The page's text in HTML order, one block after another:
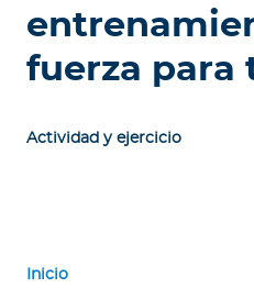
A
fuerza para
Actividad y ejercicio
Inicio